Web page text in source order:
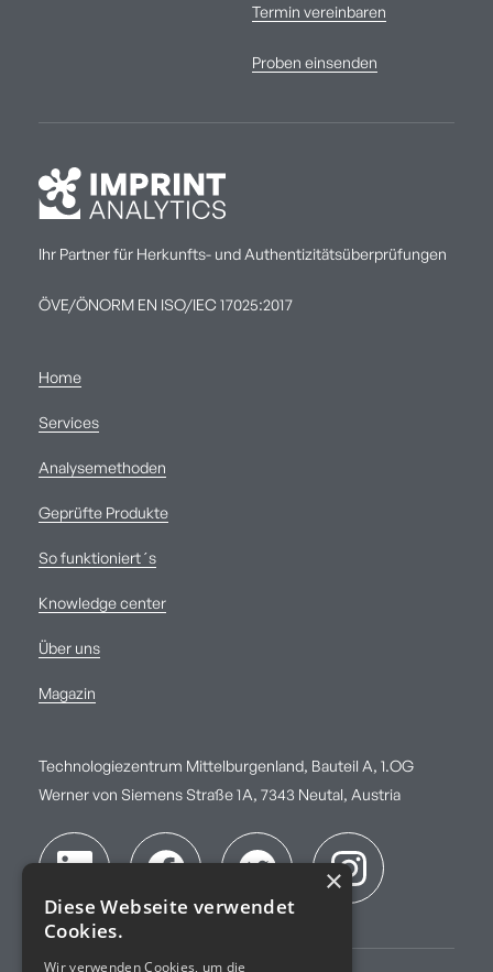
Termin vereinbaren
Proben einsenden
Ihr Partner für Herkunfts- und Authentizitätsüberprüfungen
ÖVE/ÖNORM EN ISO/IEC 17025:2017
Home
Services
Analysemethoden
Geprüfte Produkte
So funktioniert´s
Knowledge center
Über uns
Magazin
Technologiezentrum Mittelburgenland, Bauteil A, 1.OG
Werner von Siemens Straße 1A, 7343 Neutal, Austria
×
Diese Webseite verwendet
Cookies.
Wir verwenden Cookies, um die